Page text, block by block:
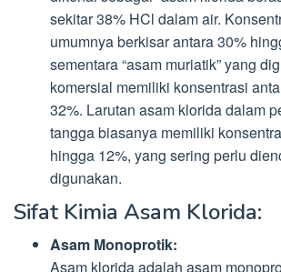
sekitar 38% HCl dalam air.
umumnya berkisar antara 30%
sementara “asam muriatik” yang
komersial memiliki konsentrasi
32%. Larutan asam klorida dalam
tangga biasanya memiliki
hingga 12%, yang sering perlu
digunakan.
Sifat Kimia Asam Klorida:
Asam Monoprotik:
Asam klorida adalah asam